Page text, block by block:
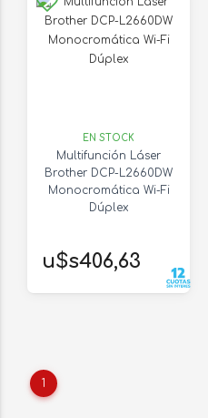
EN STOCK
Multifunción Láser
Brother DCP-L2660DW
Monocromática Wi-Fi
Dúplex
u$s406,63
1